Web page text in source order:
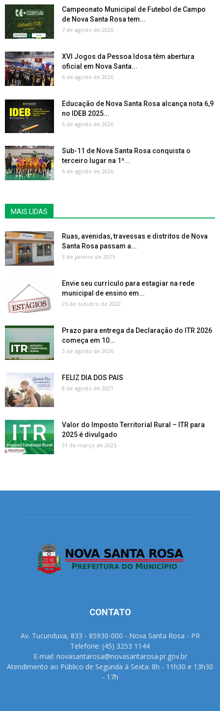
Campeonato Municipal de Futebol de Campo
de Nova Santa Rosa tem...
7 de agosto de 2026
XVI Jogos da Pessoa Idosa têm abertura
oficial em Nova Santa...
6 de agosto de 2026
Educação de Nova Santa Rosa alcança nota 6,9
no IDEB 2025...
6 de agosto de 2026
Sub-11 de Nova Santa Rosa conquista o
terceiro lugar na 1ª...
6 de agosto de 2026
MAIS LIDAS
Ruas, avenidas, travessas e distritos de Nova
Santa Rosa passam a...
3 de janeiro de 2025
Envie seu currículo para estagiar na rede
municipal de ensino em...
25 de outubro de 2022
Prazo para entrega da Declaração do ITR 2026
começa em 10...
3 de agosto de 2026
FELIZ DIA DOS PAIS
8 de agosto de 2021
Valor do Imposto Territorial Rural – ITR para
2025 é divulgado
31 de março de 2025
CONTATO
Av. Tucunduva, 833 - 85930-000 - Nova Santa Rosa - PR
Telefone: (45) 3253 1144
E-mail: novasantarosa@novasantarosa.pr.gov.br
Atendimento ao Público de Segunda à Sexta: 8h - 11h30 e 13h30
- 17h